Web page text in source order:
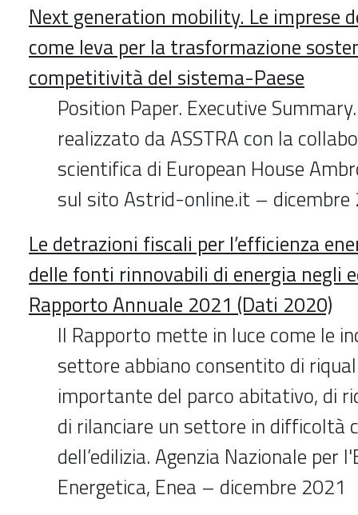
Next generation mobility. Le imprese
come leva per la trasformazione
competitività del sistema-Paese
Position Paper. Executive
realizzato da ASSTRA con la
scientifica di European House
sul sito Astrid-online.it – dicembre
Le detrazioni fiscali per l’efficienza
delle fonti rinnovabili di energia negli
Rapporto Annuale 2021 (Dati 2020)
Il Rapporto mette in luce come le
settore abbiano consentito di
importante del parco abitativo, di
di rilanciare un settore in difficoltà
dell’edilizia. Agenzia Nazionale per
Energetica, Enea – dicembre 2021